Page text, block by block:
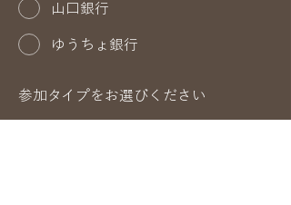
山口銀行
ゆうちょ銀行
参加タイプをお選びください